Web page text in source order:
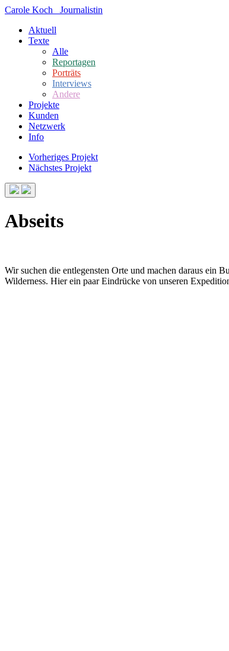
Carole Koch Journalistin
Aktuell
Texte
Alle
Reportagen
Porträts
Interviews
Andere
Projekte
Kunden
Netzwerk
Info
Vorheriges Projekt
Nächstes Projekt
Abseits
Wir suchen die entlegensten Orte und machen daraus ein
Wilderness. Hier ein paar Eindrücke von unseren